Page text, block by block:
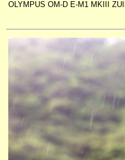
OLYMPUS OM-D E-M1 MKIII